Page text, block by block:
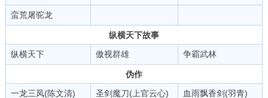
蛮荒屠驼龙
纵横天下故事
纵横天下
傲视群雄 争霸武林
伪作
一龙三凤(陈文清)
圣剑魔刀(上官云心) 血雨飘香剑(羽青)